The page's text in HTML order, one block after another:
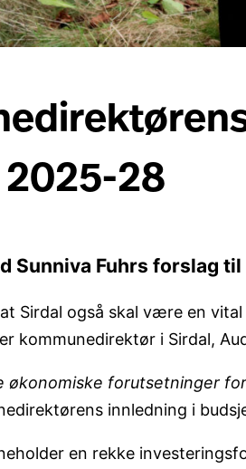
28
Sunniva Fuhrs forslag
Sirdal også skal være en
kommunedirektør i Sirdal,
økonomiske forutsetninger
innledning i
en rekke